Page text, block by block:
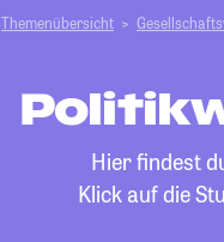
Themenübersicht
Hier findest
Klick auf die